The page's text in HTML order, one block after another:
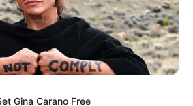
Calle
Gina Carano Free